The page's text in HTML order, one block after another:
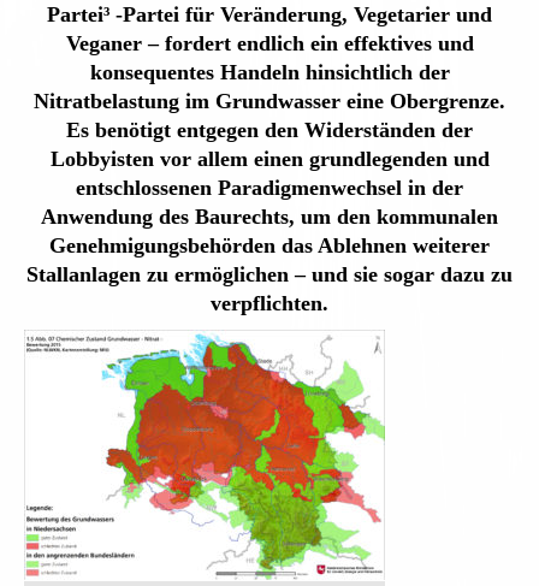
Partei³ -Partei für Veränderung, Vegetarier und
Veganer – fordert endlich ein effektives und
konsequentes Handeln hinsichtlich der
Nitratbelastung im Grundwasser eine Obergrenze.
Es benötigt entgegen den Widerständen der
Lobbyisten vor allem einen grundlegenden und
entschlossenen Paradigmenwechsel in der
Anwendung des Baurechts, um den kommunalen
Genehmigungsbehörden das Ablehnen weiterer
Stallanlagen zu ermöglichen – und sie sogar dazu zu
verpflichten.